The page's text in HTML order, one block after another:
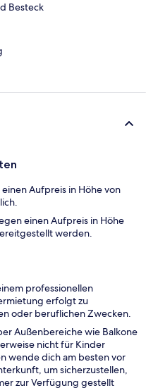
Besteck
Aufpreis in Höhe von
einen Aufpreis in Höhe
werden.
professionellen
erfolgt zu
oder beruflichen Zwecken.
Außenbereiche wie Balkone
nicht für Kinder
wende dich am besten vor
um sicherzustellen,
zur Verfügung gestellt